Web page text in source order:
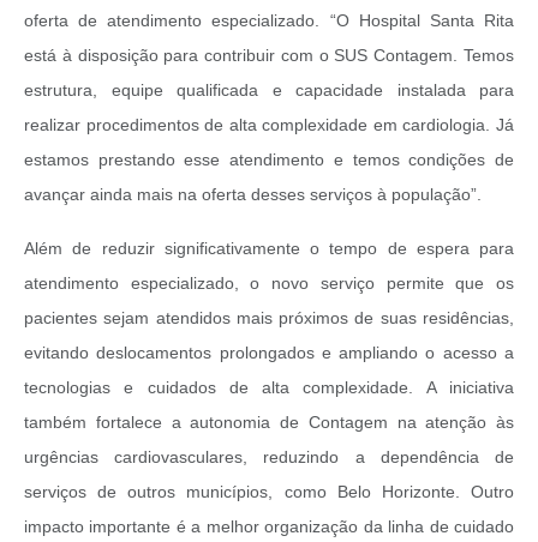
oferta de atendimento especializado. “O Hospital Santa Rita
está à disposição para contribuir com o SUS Contagem. Temos
estrutura, equipe qualificada e capacidade instalada para
realizar procedimentos de alta complexidade em cardiologia. Já
estamos prestando esse atendimento e temos condições de
avançar ainda mais na oferta desses serviços à população”.
Além de reduzir significativamente o tempo de espera para
atendimento especializado, o novo serviço permite que os
pacientes sejam atendidos mais próximos de suas residências,
evitando deslocamentos prolongados e ampliando o acesso a
tecnologias e cuidados de alta complexidade. A iniciativa
também fortalece a autonomia de Contagem na atenção às
urgências cardiovasculares, reduzindo a dependência de
serviços de outros municípios, como Belo Horizonte. Outro
impacto importante é a melhor organização da linha de cuidado